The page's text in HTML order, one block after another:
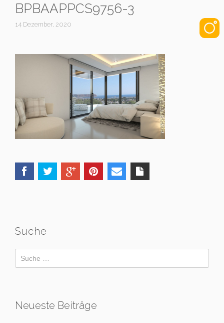
BPBAAPPCS9756-3
14 Dezember, 2020
Suche
Neueste Beiträge